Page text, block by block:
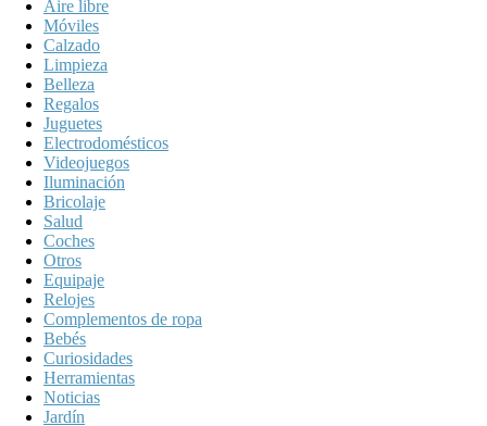
Aire libre
Móviles
Calzado
Limpieza
Belleza
Regalos
Juguetes
Electrodomésticos
Videojuegos
Iluminación
Bricolaje
Salud
Coches
Otros
Equipaje
Relojes
Complementos de ropa
Bebés
Curiosidades
Herramientas
Noticias
Jardín